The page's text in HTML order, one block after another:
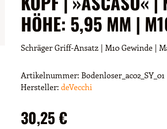
HÖHE: 5,95 MM |
Schräger Griff-Ansatz | M10 Gewinde |
Artikelnummer: Bodenloser_ac02_SY_01
Hersteller: deVecchi
30,25 €